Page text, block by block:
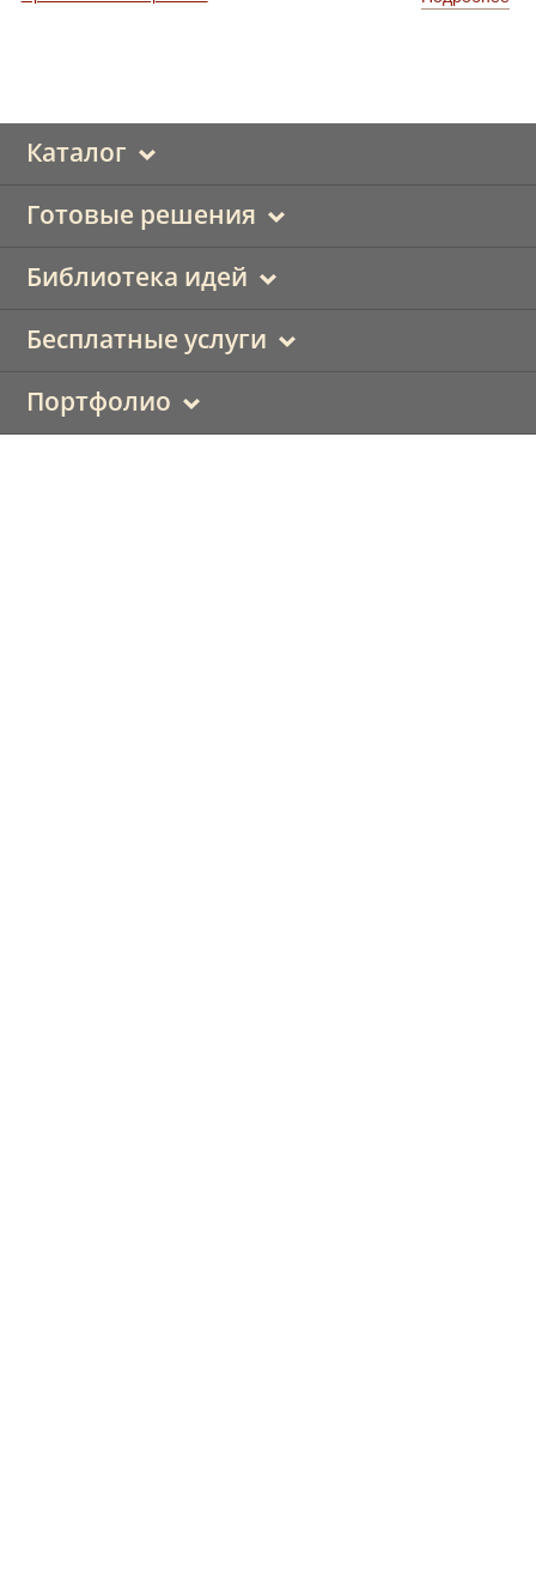
Каталог
Готовые решения
Библиотека идей
Бесплатные услуги
Портфолио